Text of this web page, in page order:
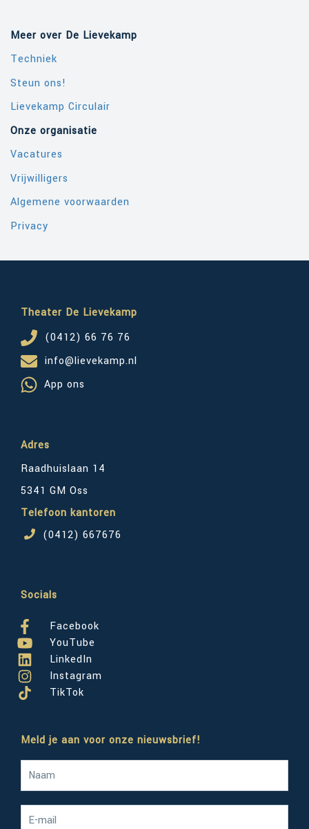
Meer over De Lievekamp
Techniek
Steun ons!
Lievekamp Circulair
Onze organisatie
Vacatures
Vrijwilligers
Algemene voorwaarden
Privacy
Theater De Lievekamp
(0412) 66 76 76
info@lievekamp.nl
App ons
Adres
Raadhuislaan 14
5341 GM Oss
Telefoon kantoren
(0412) 667676
Socials
Facebook
YouTube
LinkedIn
Instagram
TikTok
Meld je aan voor onze nieuwsbrief!